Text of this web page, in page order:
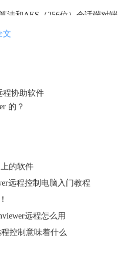
法和AES（256位）会话端对端
支持双重验证，并且通过受信
以支持国际键盘，这使其成
文
程协助软件
的？
的软件
远程控制电脑入门教程
远程怎么用
控制意味着什么